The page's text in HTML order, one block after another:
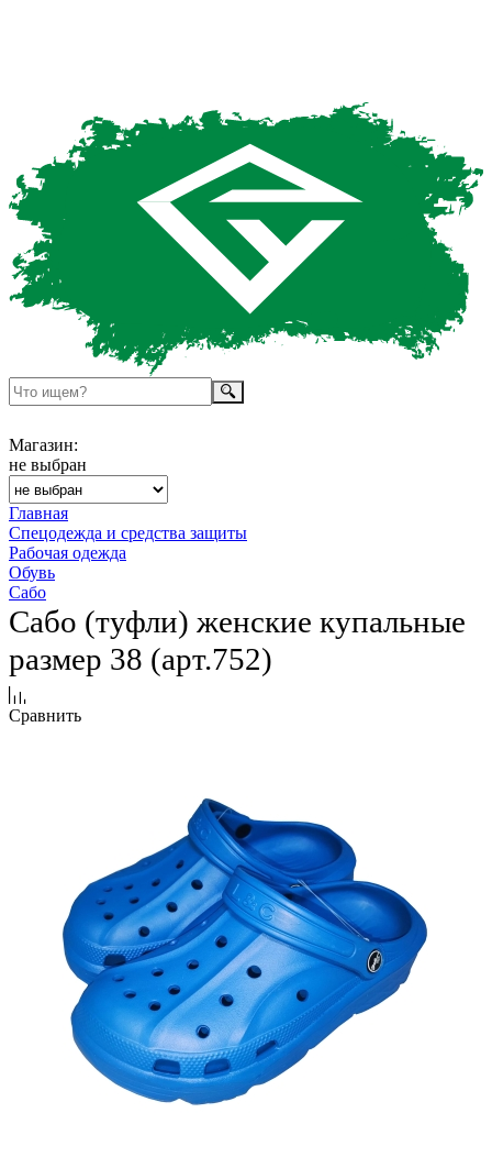
Магазин:
не выбран
Главная
Спецодежда и средства защиты
Рабочая одежда
Обувь
Сабо
Сабо (туфли) женские купальные
размер 38 (арт.752)
Сравнить